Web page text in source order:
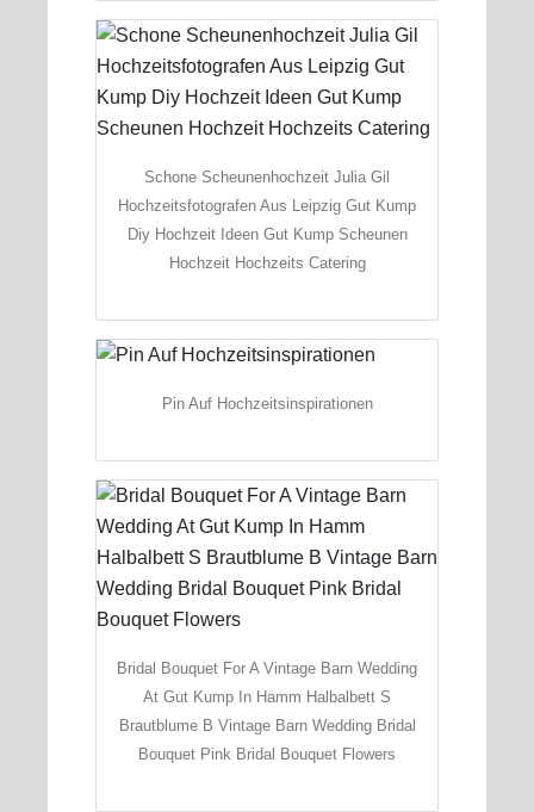
Schone Scheunenhochzeit Julia Gil
Hochzeitsfotografen Aus Leipzig Gut Kump
Diy Hochzeit Ideen Gut Kump Scheunen
Hochzeit Hochzeits Catering
Pin Auf Hochzeitsinspirationen
Bridal Bouquet For A Vintage Barn Wedding
At Gut Kump In Hamm Halbalbett S
Brautblume B Vintage Barn Wedding Bridal
Bouquet Pink Bridal Bouquet Flowers